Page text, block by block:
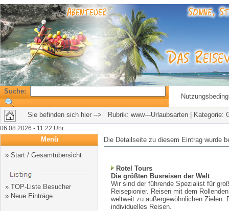
Suche:
Sie befinden sich hier --> Rubrik: www---Urlaubsarten | Kategorie:
06.08.2026 - 11:22 Uhr
Menü
» Start / Gesamtübersicht
» TOP-Liste Besucher
» Neue Einträge
Die Detailseite zu diesem Eintrag wurde
Rotel Tours
Die größten Busreisen der Welt
Wir sind der führende Spezialist für
Reisepionier. Reisen mit dem
weltweit zu außergewöhnlichen Zielen.
individuelles Reisen.